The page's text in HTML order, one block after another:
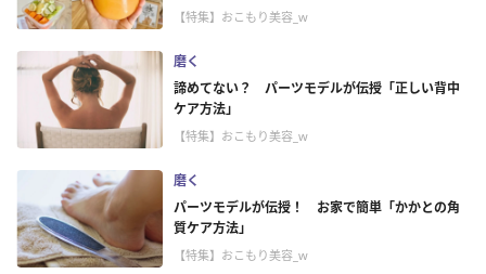
【特集】おこもり美容_w
磨く
諦めてない？ パーツモデルが伝授「正しい背中
ケア方法」
【特集】おこもり美容_w
磨く
パーツモデルが伝授！ お家で簡単「かかとの角
質ケア方法」
【特集】おこもり美容_w